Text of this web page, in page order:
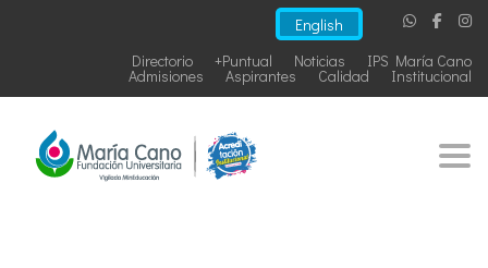
English
IPS María Cano
Noticias
+Puntual
Directorio
Institucional
Calidad
Aspirantes
Admisiones